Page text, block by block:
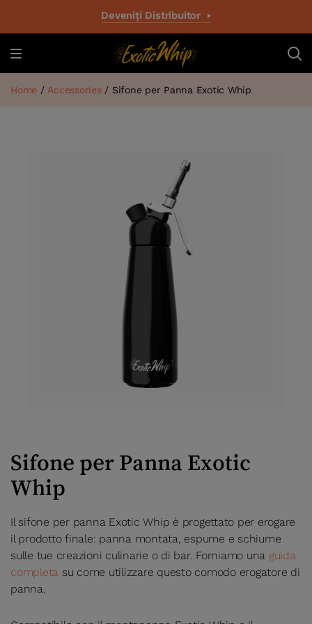
Deveniți Distribuitor
Home / Accessories/ Sifone per Panna Exotic Whip
Sifone per Panna Exotic
Whip
Il sifone per panna Exotic Whip è progettato per erogare
il prodotto finale: panna montata, espume e schiume
sulle tue creazioni culinarie o di bar. Forniamo una guida
completa su come utilizzare questo comodo erogatore di
panna.